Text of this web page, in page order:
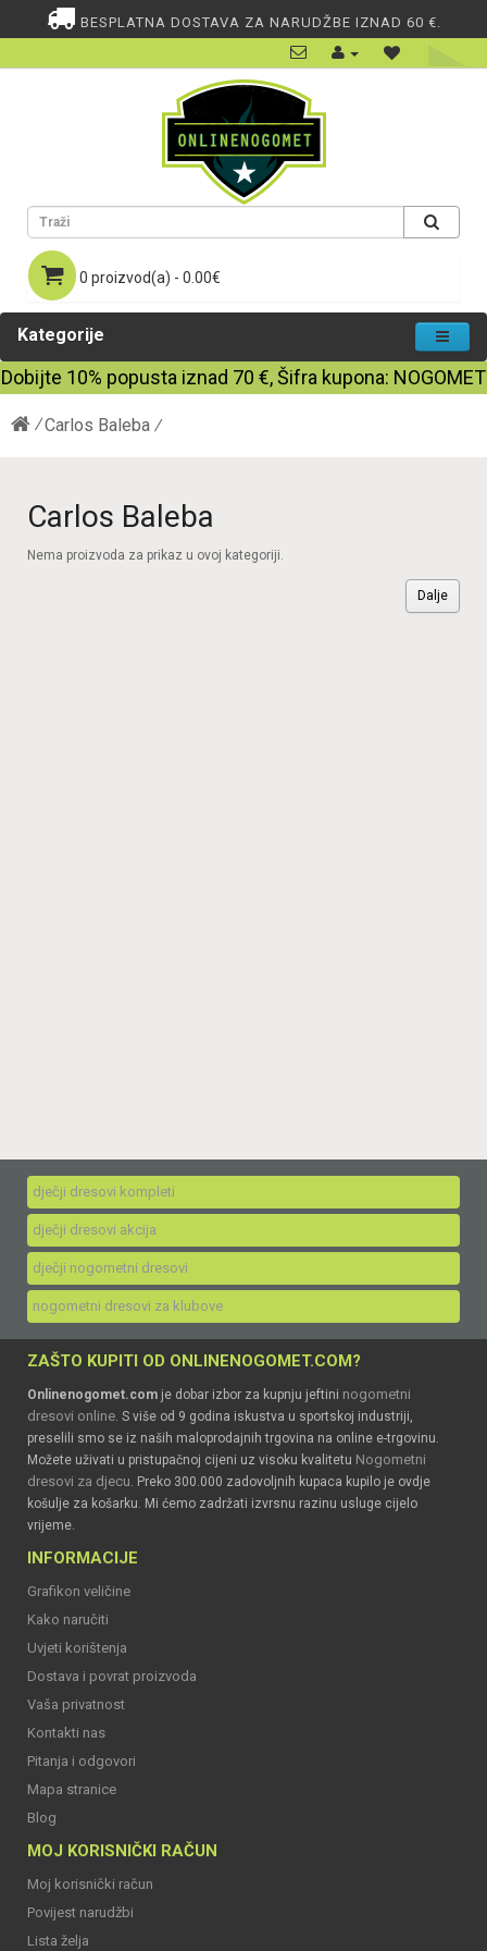
BESPLATNA DOSTAVA ZA NARUDŽBE IZNAD 60 €.
0 proizvod(a) - 0.00€
Kategorije
Dobijte 10% popusta iznad 70 €, Šifra kupona: NOGOMET
Carlos Baleba
Carlos Baleba
Nema proizvoda za prikaz u ovoj kategoriji.
Dalje
dječji dresovi kompleti
dječji dresovi akcija
dječji nogometni dresovi
nogometni dresovi za klubove
ZAŠTO KUPITI OD ONLINENOGOMET.COM?
Onlinenogomet.com je dobar izbor za kupnju jeftini nogometni
dresovi online. S više od 9 godina iskustva u sportskoj industriji,
preselili smo se iz naših maloprodajnih trgovina na online e-trgovinu.
Možete uživati u pristupačnoj cijeni uz visoku kvalitetu Nogometni
dresovi za djecu. Preko 300.000 zadovoljnih kupaca kupilo je ovdje
košulje za košarku. Mi ćemo zadržati izvrsnu razinu usluge cijelo
vrijeme.
INFORMACIJE
Grafikon veličine
Kako naručiti
Uvjeti korištenja
Dostava i povrat proizvoda
Vaša privatnost
Kontakti nas
Pitanja i odgovori
Mapa stranice
Blog
MOJ KORISNIČKI RAČUN
Moj korisnički račun
Povijest narudžbi
Lista želja